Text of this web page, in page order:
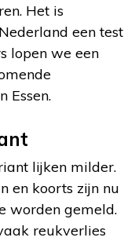
Het is
een test
lopen we een
Essen.
lijken milder.
en koorts zijn nu
worden gemeld.
reukverlies